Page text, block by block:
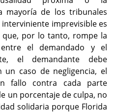
mayoría de los tribunales
imprevisible es
que, por lo tanto, rompe la
el demandado y el
el demandante debe
caso de negligencia, el
fallo contra cada parte
un porcentaje de culpa, no
solidaria porque Florida